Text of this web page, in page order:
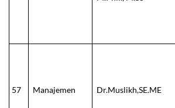
57 Manajemen Dr.Muslikh,SE.ME